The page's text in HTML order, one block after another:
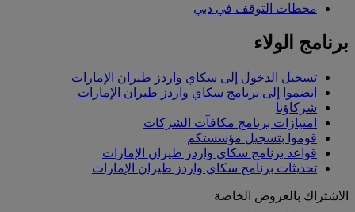
محطات التوقف في دبي
برنامج الولاء
تسجيل الدخول إلى سكاي واردز طيران الإمارات
انضموا إلى برنامج سكاي واردز طيران الإمارات
شركاؤنا
امتيازات برنامج مكافآت الشركات
قوموا بتسجيل مؤسستكم
قواعد برنامج سكاي واردز طيران الإمارات
تحديثات برنامج سكاي واردز طيران الإمارات
الاشتراك بالعروض الخاصة